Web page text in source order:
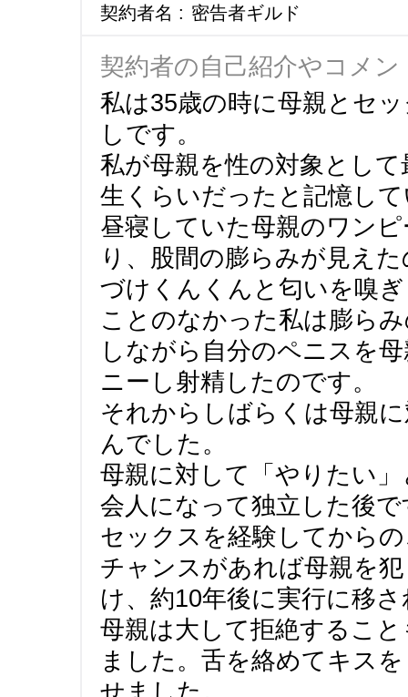
契約者名 : 密告者ギルド
契約者の自己紹介やコメン
私は35歳の時に母親とセ
しです。
私が母親を性の対象とし
生くらいだったと記憶し
昼寝していた母親のワン
り、股間の膨らみが見え
づけくんくんと匂いを嗅
ことのなかった私は膨ら
しながら自分のペニスを
ニーし射精したのです。
それからしばらくは母親
んでした。
母親に対して「やりたい
会人になって独立した後
セックスを経験してから
チャンスがあれば母親を
け、約10年後に実行に移
母親は大して拒絶するこ
ました。舌を絡めてキス
せました。